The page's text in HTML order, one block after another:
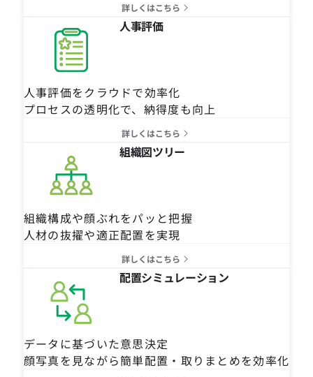
詳しくはこちら
人事評価
人事評価をクラウドで効率化
プロセスの透明化で、納得度も向上
詳しくはこちら
組織図ツリー
組織構成や顔ぶれをパッと把握
人材の抜擢や適正配置を実現
詳しくはこちら
配置シミュレーション
データに基づいた意思決定
顔写真を見ながら簡単配置・取りまとめを効率化